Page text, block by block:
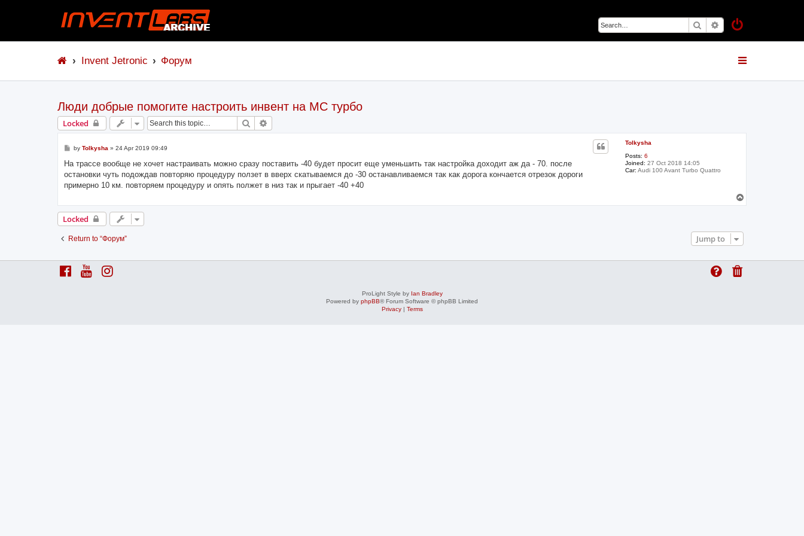
Search Advanced search
Invent Jetronic Форум
Люди добрые помогите настроить инвент на МС турбо
Locked Search
Tolkysha
Posts: 6
Joined: 27 Oct 2018 14:05
Car: Audi 100 Avant Turbo Quattro
P
s
by Tolkysha » 24 Apr 2019 09:49
На трассе вообще не хочет настраивать можно сразу поставить -40 будет просит еще уменьшить так настройка доходит аж да - 70. после
остановки чуть подождав повторяю процедуру ползет в вверх скатываемся до -30 останавливаемся так как дорога кончается отрезок дороги
примерно 10 км. повторяем процедуру и опять полжет в низ так и прыгает -40 +40
o
Locked
Return to “Форум” Jump to
ProLight Style by Ian Bradley
Powered by phpBB® Forum Software © phpBB Limited
Privacy| Terms